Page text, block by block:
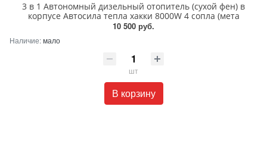
3 в 1 Автономный дизельный отопитель (cухой фен) в
корпусе Автосила тепла хакки 8000W 4 сопла (мета
10 500 руб.
Наличие:мало
шт
В корзину